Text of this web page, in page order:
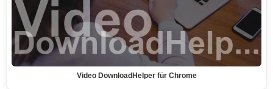
Video DownloadHelper für Chrome